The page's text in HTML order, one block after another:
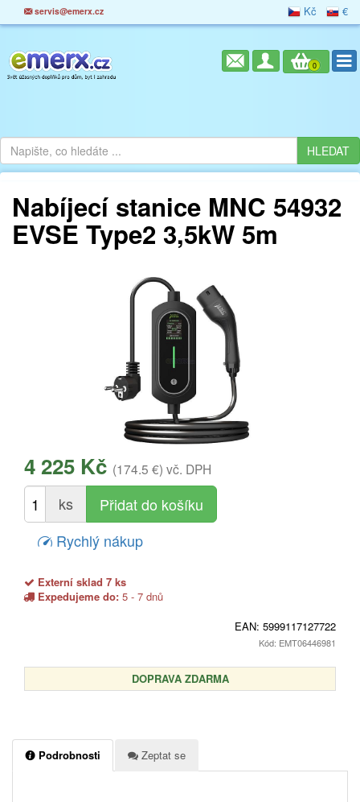
servis@emerx.cz Kč €
0
Nabíjecí stanice MNC 54932
EVSE Type2 3,5kW 5m
4 225 Kč (174.5 €) vč. DPH
ks
Rychlý nákup
Externí sklad 7 ks
Expedujeme do: 5 - 7 dnů
EAN: 5999117127722
Kód: EMT06446981
DOPRAVA ZDARMA
Podrobnosti Zeptat se